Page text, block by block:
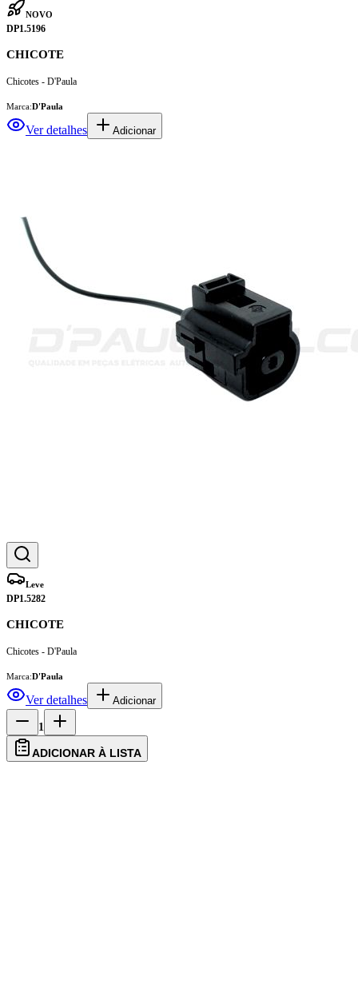
NOVO
DP1.5196
CHICOTE
Chicotes - D'Paula
Marca:D'Paula
Ver detalhes Adicionar
Leve
DP1.5282
CHICOTE
Chicotes - D'Paula
Marca:D'Paula
Ver detalhes Adicionar
1
ADICIONAR À LISTA